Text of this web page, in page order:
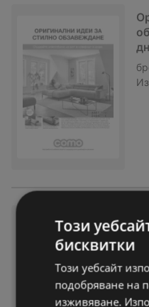
Този
бисквитки
Този уебсайт
подобряване на
изживяване.